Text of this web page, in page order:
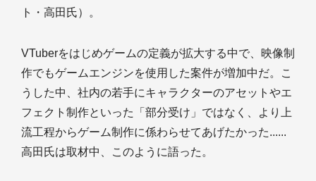
ト・高田氏）。
VTuberをはじめゲームの定義が拡大する中で、映像制
作でもゲームエンジンを使用した案件が増加中だ。こ
うした中、社内の若手にキャラクターのアセットやエ
フェクト制作といった「部分受け」ではなく、より上
流工程からゲーム制作に係わらせてあげたかった......
高田氏は取材中、このように語った。